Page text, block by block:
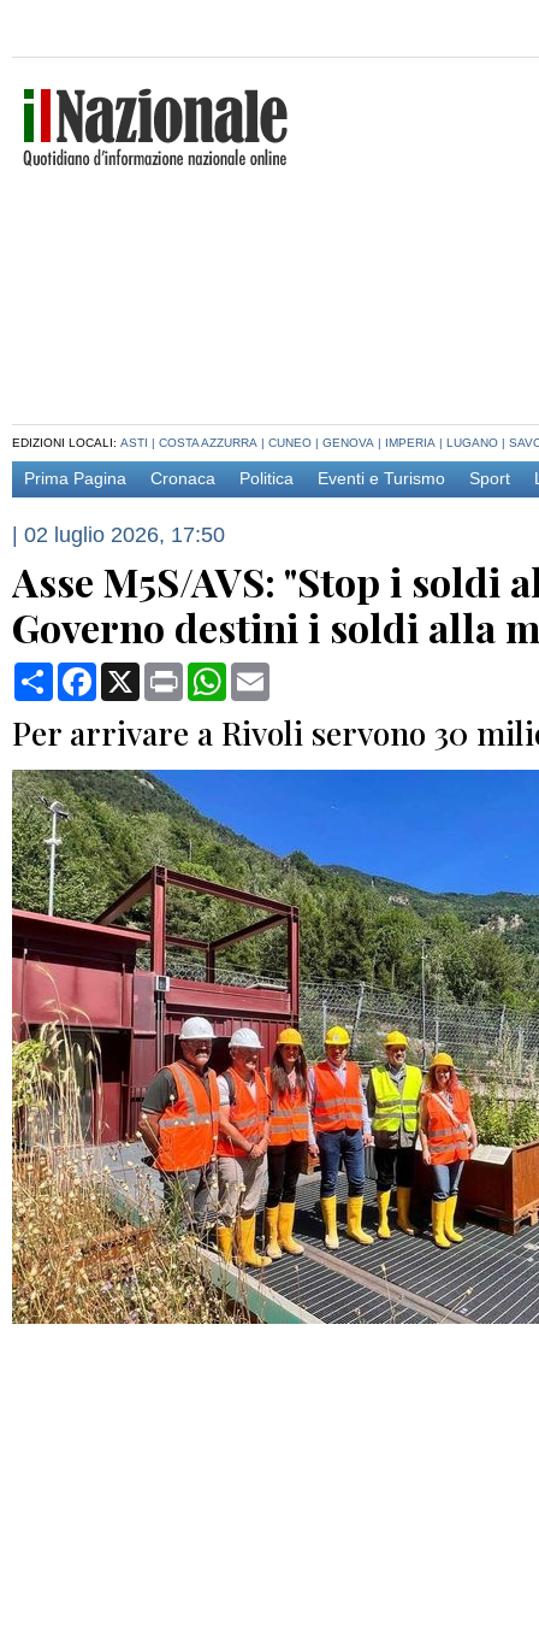
EDIZIONI LOCALI: ASTI | COSTA AZZURRA | CUNEO | GENOVA | IMPERIA | LUGANO |
Prima Pagina Cronaca Politica Eventi e Turismo Sport
| 02 luglio 2026, 17:50
Asse M5S/AVS: "Stop i soldi
Governo destini i soldi alla
CondividiFacebook
X Print WhatsApp
Per arrivare a Rivoli servono 30